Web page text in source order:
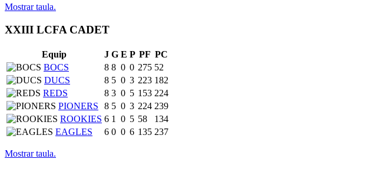
Mostrar taula.
XXIII LCFA CADET
Equip J G E P PF PC
BOCS
8 8 0 0 275 52
DUCS
8 5 0 3 223 182
REDS
8 3 0 5 153 224
PIONERS
8 5 0 3 224 239
ROOKIES 6 1 0 5 58
134
EAGLES
6 0 0 6 135 237
Mostrar taula.